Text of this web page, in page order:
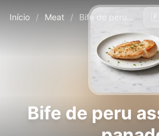
Início / Meat / Bife de peru assado sem panado
Bife de peru